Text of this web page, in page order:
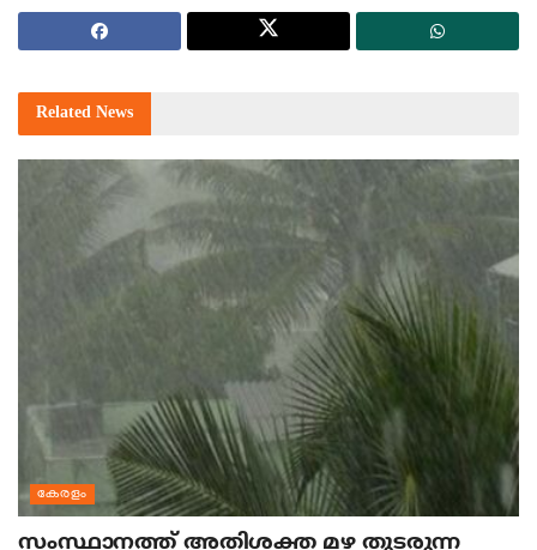
Related News
കേരളം
സംസ്ഥാനത്ത് അതിശക്ത മഴ തുടരുന്ന